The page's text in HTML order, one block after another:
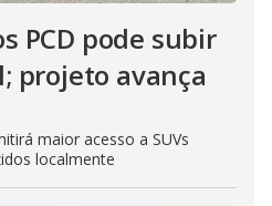
PCD pode subir
projeto avança
maior acesso a SUVs
localmente